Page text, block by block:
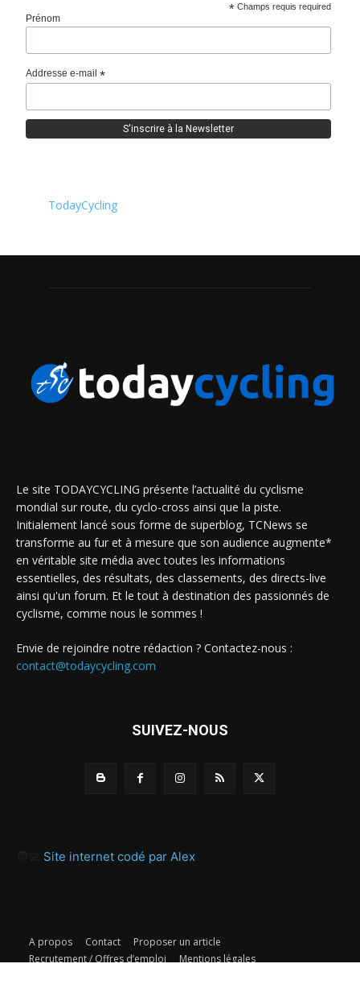
* Champs requis required
Prénom
Addresse e-mail*
TodayCycling
Le site TODAYCYCLING présente l’actualité du cyclisme
mondial sur route, du cyclo-cross ainsi que la piste.
Initialement lancé sous forme de superblog, TCNews se
transforme au fur et à mesure que son audience augmente*
en véritable site média avec toutes les informations
essentielles, des résultats, des classements, des directs-live
ainsi qu'un forum. Et le tout à destination des passionnés de
cyclisme, comme nous le sommes !
Envie de rejoindre notre rédaction ? Contactez-nous :
contact@todaycycling.com
SUIVEZ-NOUS
Site internet codé par Alex
A propos Contact
Proposer un article
Recrutement / Offres d’emploi
Mentions légales